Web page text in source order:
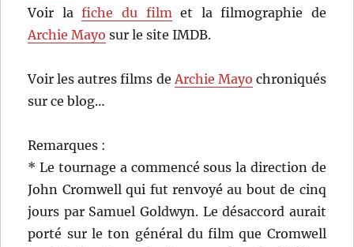
Voir lafiche du filmet la filmographie de
Archie Mayo sur le site IMDB.
Voir les autres films deArchie Mayo chroniqués
sur ce blog…
Remarques :
* Le tournage a commencé sous la direction de
John Cromwell qui fut renvoyé au bout de cinq
jours par Samuel Goldwyn. Le désaccord aurait
porté sur le ton général du film que Cromwell